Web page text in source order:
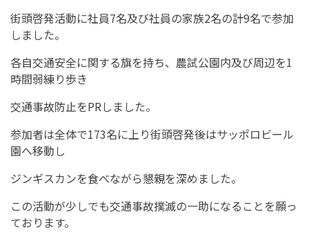
街頭啓発活動に社員7名及び社員の家族2名の計9名で参加
しました。
各自交通安全に関する旗を持ち、農試公園内及び周辺を1
時間弱練り歩き
交通事故防止をPRしました。
参加者は全体で173名に上り街頭啓発後はサッポロビール
園へ移動し
ジンギスカンを食べながら懇親を深めました。
この活動が少しでも交通事故撲滅の一助になることを願っ
ております。